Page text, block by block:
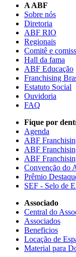
A ABF
Sobre nós
Diretoria
ABF RIO
Regionais
Comitê e
Hall da fama
ABF Educação
Franchising
Estatuto Social
Ouvidoria
FAQ
Fique por
Agenda
ABF
ABF
ABF
Convenção do
Prêmio
SEF - Selo de
Associado
Central do
Associados
Beneficios
Locação de
Material para